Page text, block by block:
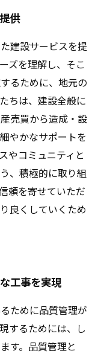
供
建設サービスを提
ズを理解し、そこ
るために、地元の
ちは、建設全般に
売買から造成・設
やかなサポートを
やコミュニティと
、積極的に取り組
頼を寄せていただ
良くしていくため
工事を実現
ために品質管理が
するためには、し
す。品質管理と